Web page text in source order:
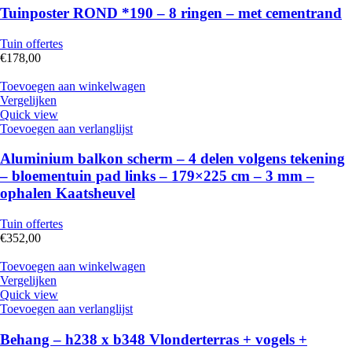
Tuinposter ROND *190 – 8 ringen – met cementrand
Tuin offertes
€178,00
Toevoegen aan winkelwagen
Vergelijken
Quick view
Toevoegen aan verlanglijst
Aluminium balkon scherm – 4 delen volgens tekening
– bloementuin pad links – 179×225 cm – 3 mm –
ophalen Kaatsheuvel
Tuin offertes
€352,00
Toevoegen aan winkelwagen
Vergelijken
Quick view
Toevoegen aan verlanglijst
Behang – h238 x b348 Vlonderterras + vogels +